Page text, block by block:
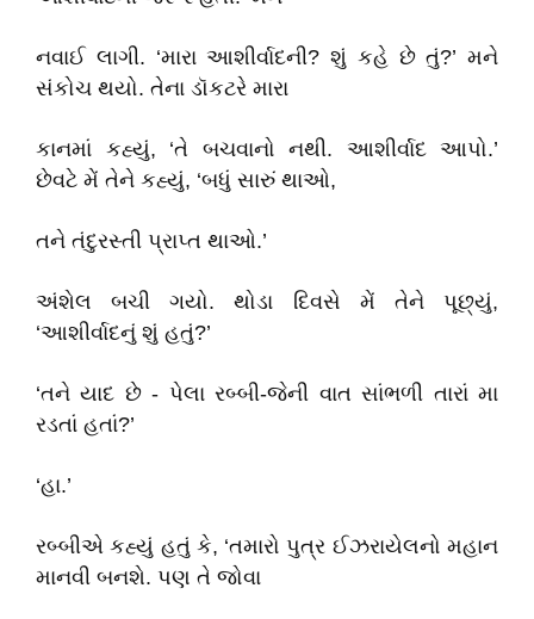
નવાઈ લાગી. ‘મારા આશીર્વાદની? શું કહે છે તું?’ મને
સંકોચ થયો. તેના ડૉકટરે મારા
કાનમાં કહ્યું, ‘તે બચવાનો નથી. આશીર્વાદ આપો.’
છેવટે મેં તેને કહ્યું, ‘બધું સારું થાઓ,
તને તંદુરસ્તી પ્રાપ્ત થાઓ.’
અંશેલ બચી ગયો. થોડા દિવસે મેં તેને પૂછ્યું,
‘આશીર્વાદનું શું હતું?’
‘તને યાદ છે - પેલા રબ્બી-જેની વાત સાંભળી તારાં મા
રડતાં હતાં?’
‘હા.’
રબ્બીએ કહ્યું હતું કે, ‘તમારો પુત્ર ઈઝરાયેલનો મહાન
માનવી બનશે. પણ તે જોવા